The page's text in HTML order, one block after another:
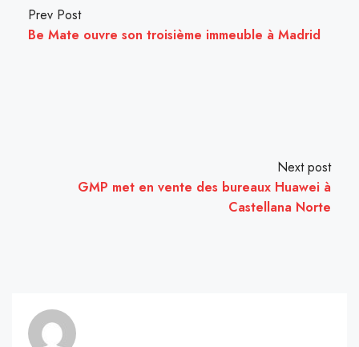
Prev Post
Be Mate ouvre son troisième immeuble à Madrid
Next post
GMP met en vente des bureaux Huawei à
Castellana Norte